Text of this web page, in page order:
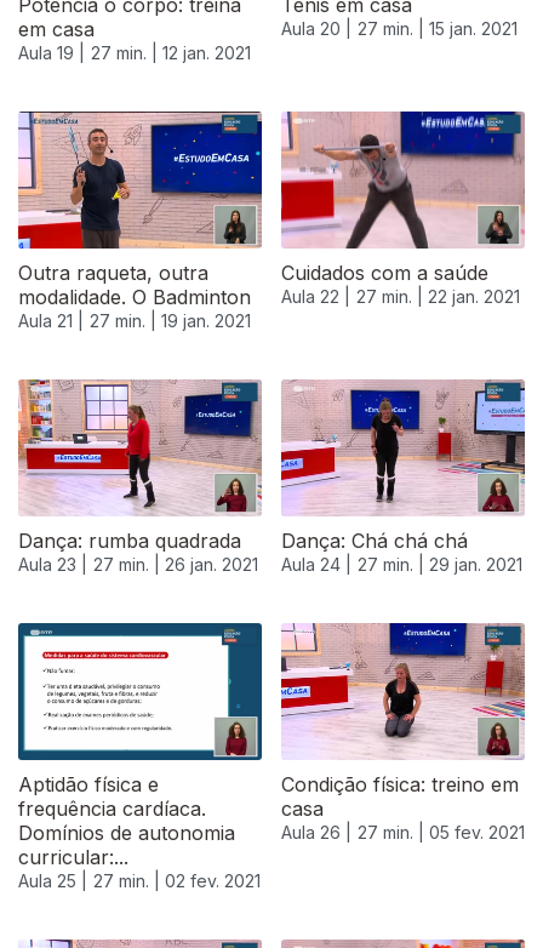
Potencia o corpo: treina
em casa
Aula 19 | 27 min. | 12 jan. 2021
Ténis em casa
Aula 20 | 27 min. | 15 jan. 2021
Outra raqueta, outra
modalidade. O Badminton
Aula 21 | 27 min. | 19 jan. 2021
Cuidados com a saúde
Aula 22 | 27 min. | 22 jan. 2021
Dança: rumba quadrada
Aula 23 | 27 min. | 26 jan. 2021
Dança: Chá chá chá
Aula 24 | 27 min. | 29 jan. 2021
520912
Aptidão física e
frequência cardíaca.
Domínios de autonomia
curricular:...
Aula 25 | 27 min. | 02 fev. 2021
Condição física: treino em
casa
Aula 26 | 27 min. | 05 fev. 2021